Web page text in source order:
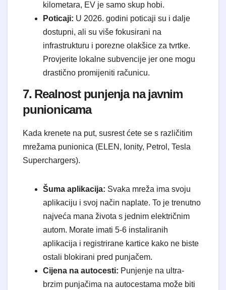
kilometara, EV je samo skup hobi.
Poticaji: U 2026. godini poticaji su i dalje
dostupni, ali su više fokusirani na
infrastrukturu i porezne olakšice za tvrtke.
Provjerite lokalne subvencije jer one mogu
drastično promijeniti računicu.
7. Realnost punjenja na javnim
punionicama
Kada krenete na put, susrest ćete se s različitim
mrežama punionica (ELEN, Ionity, Petrol, Tesla
Superchargers).
Šuma aplikacija: Svaka mreža ima svoju
aplikaciju i svoj način naplate. To je trenutno
najveća mana života s jednim električnim
autom. Morate imati 5-6 instaliranih
aplikacija i registrirane kartice kako ne biste
ostali blokirani pred punjačem.
Cijena na autocesti: Punjenje na ultra-
brzim punjačima na autocestama može biti